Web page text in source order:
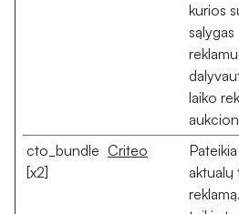
kurios
sąlygas
laiko
cto_bundle
[x2]
Criteo
aktualų